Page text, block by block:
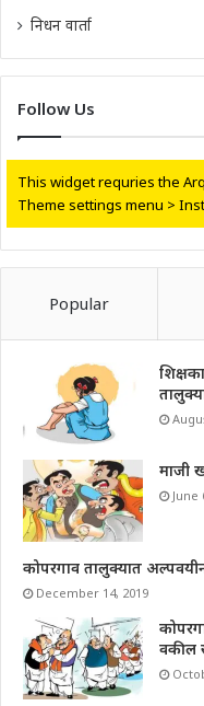
निधन वार्ता
Follow Us
This widget requries the
Theme settings menu >
Popular
माजी
June
कोपरगाव तालुक्यात
December 14, 2019
वकील